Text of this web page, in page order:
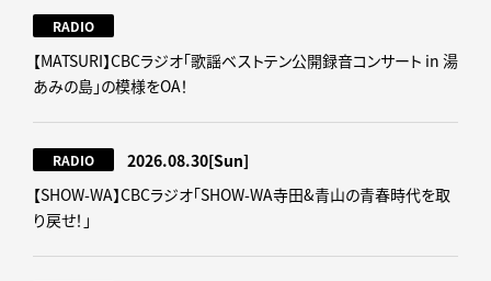
RADIO
【MATSURI】CBCラジオ「歌謡ベストテン公開録音コンサート in 湯
あみの島」の模様をOA！
RADIO 2026.08.30[Sun]
【SHOW-WA】CBCラジオ｢SHOW-WA寺田&青山の青春時代を取
り戻せ！｣